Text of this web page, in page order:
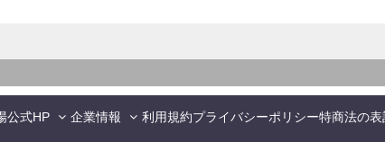
公式HP 企業情報 利用規約プライバシーポリシー特商法の表